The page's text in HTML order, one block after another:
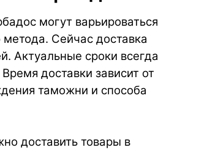
могут варьироваться
Сейчас доставка
Актуальные сроки всегда
доставки зависит от
таможни и способа
доставить товары в